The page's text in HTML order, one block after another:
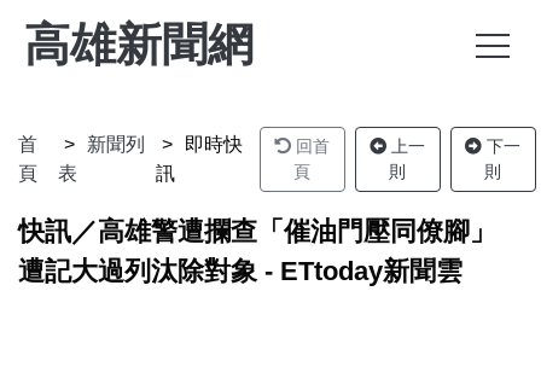
高雄新聞網
首
頁
新聞列
表
即時快
訊
回首
頁
上一
則
下一
則
快訊／高雄警遭攔查「催油門壓同僚腳」
遭記大過列汰除對象 - ETtoday新聞雲